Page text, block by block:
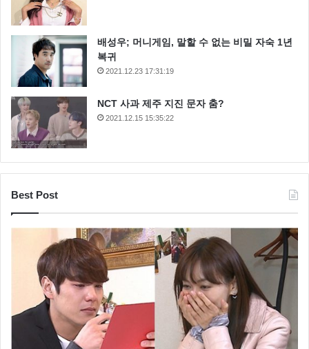
배성우; 머니게임, 말할 수 없는 비밀 자숙 1년
복귀
2021.12.23 17:31:19
NCT 사과 제주 지진 문자 춤?
2021.12.15 15:35:22
Best Post